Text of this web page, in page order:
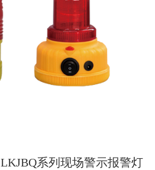
LKJBQ系列现场警示报警灯